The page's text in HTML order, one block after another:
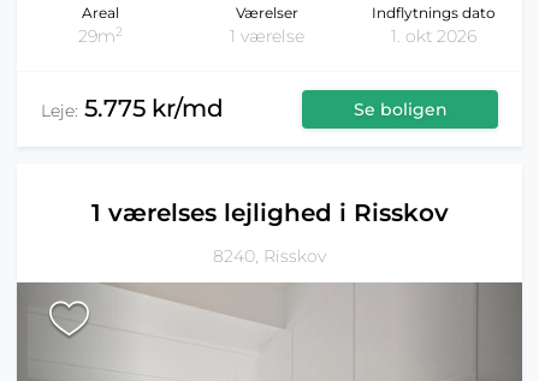
Areal
29m2
Værelser
1 værelse
Indflytnings dato
1. okt 2026
Leje: 5.775 kr/md Se boligen
1 værelses lejlighed i Risskov
8240, Risskov